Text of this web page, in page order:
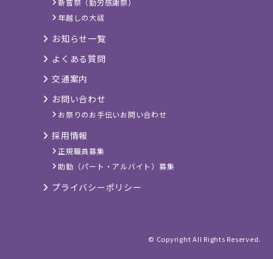
年越しの大祓
お知らせ一覧
よくある質問
交通案内
お問い合わせ
お祭りのお手伝いお問い合わせ
採用情報
正規職員募集
助勤（パート・アルバイト）募集
プライバシーポリシー
© Copyright All Rights Reserved.